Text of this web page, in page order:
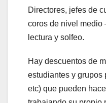
Directores, jefes de
coros de nivel medio
lectura y solfeo.
Hay descuentos de
estudiantes y grupos
etc) que pueden